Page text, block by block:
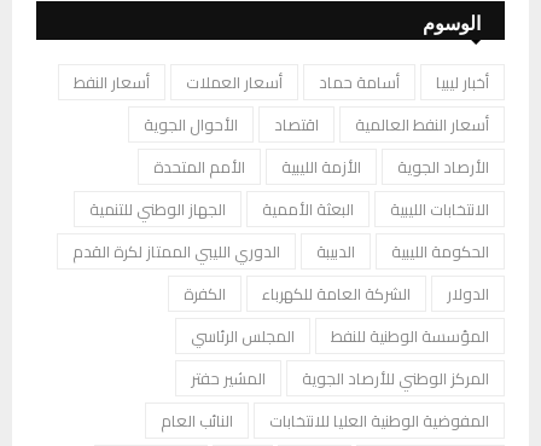
الوسوم
أخبار ليبيا أسامة حماد أسعار العملات
أسعار النفط
أسعار النفط العالمية
اقتصاد
الأحوال الجوية
الأرصاد الجوية
الأزمة الليبية
الأمم المتحدة
الانتخابات الليبية
البعثة الأممية
الجهاز الوطني للتنمية
الحكومة الليبية
الدبيبة
الدوري الليبي الممتاز لكرة القدم
الدولار
الشركة العامة للكهرباء
الكفرة
المؤسسة الوطنية للنفط
المجلس الرئاسي
المركز الوطني للأرصاد الجوية
المشير حفتر
المفوضية الوطنية العليا للانتخابات
النائب العام